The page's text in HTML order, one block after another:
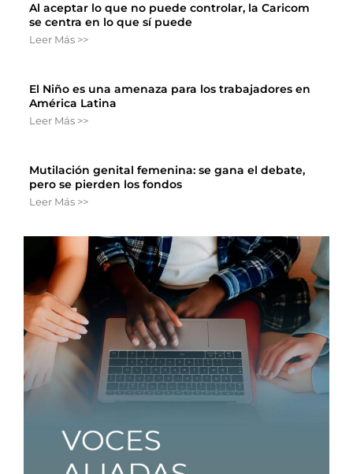
Al aceptar lo que no puede controlar, la Caricom
se centra en lo que sí puede
Leer Más >>
El Niño es una amenaza para los trabajadores en
América Latina
Leer Más >>
Mutilación genital femenina: se gana el debate,
pero se pierden los fondos
Leer Más >>